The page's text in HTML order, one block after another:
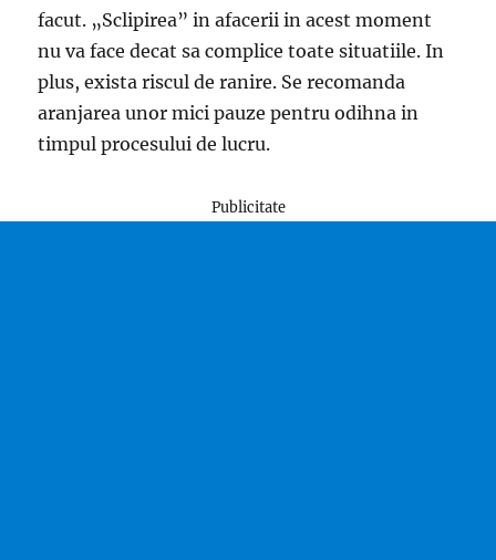
facut. „Sclipirea” in afacerii in acest moment
nu va face decat sa complice toate situatiile. In
plus, exista riscul de ranire. Se recomanda
aranjarea unor mici pauze pentru odihna in
timpul procesului de lucru.
Publicitate